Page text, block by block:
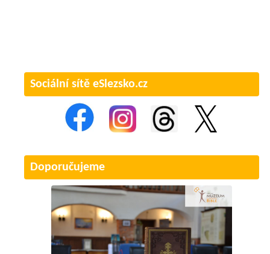
Sociální sítě eSlezsko.cz
Doporučujeme